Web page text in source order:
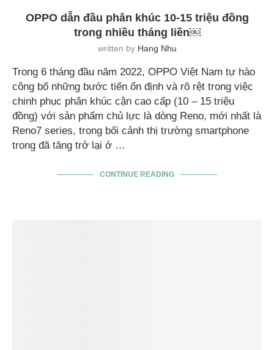
OPPO dẫn đầu phân khúc 10-15 triệu đồng
trong nhiều tháng liền￼
written by Hang Nhu
Trong 6 tháng đầu năm 2022, OPPO Việt Nam tự hào
công bố những bước tiến ổn định và rõ rệt trong việc
chinh phục phân khúc cận cao cấp (10 – 15 triệu
đồng) với sản phẩm chủ lực là dòng Reno, mới nhất là
Reno7 series, trong bối cảnh thị trường smartphone
trong đã tăng trở lại ở …
CONTINUE READING